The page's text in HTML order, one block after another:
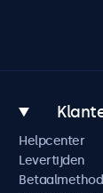
Helpcenter
Levertijden